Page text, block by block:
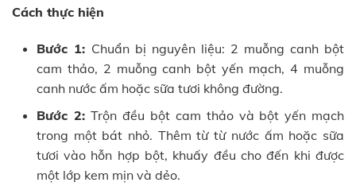
Cách thực hiện
Bước 1: Chuẩn bị nguyên liệu: 2 muỗng canh bột
cam thảo, 2 muỗng canh bột yến mạch, 4 muỗng
canh nước ấm hoặc sữa tươi không đường.
Bước 2:Trộn đều bột cam thảo và bột yến mạch
trong một bát nhỏ. Thêm từ từ nước ấm hoặc sữa
tươi vào hỗn hợp bột, khuấy đều cho đến khi được
một lớp kem mịn và dẻo.